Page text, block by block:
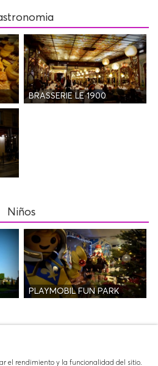
BRASSERIE LE 1900
Niños
PLAYMOBIL FUN PARK
el rendimiento y la funcionalidad del sitio.